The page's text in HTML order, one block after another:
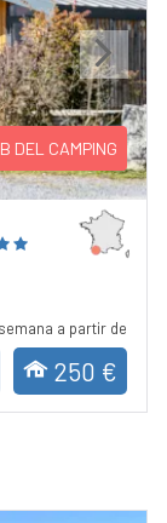
Next
DEL CAMPING
a partir de
250 €